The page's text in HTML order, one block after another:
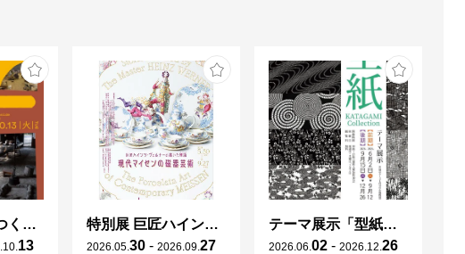
企画展 土間ーつくって、つかって、再発見ー
10 13
特別展 巨匠ハインツ・ヴェルナーの描いた物語（メルヘン） ー現代マイセンの磁器芸術ー
2026 05 30 - 2026 09 27
テーマ展示「型紙 KATAGAMI Collection」
2026 06 02 - 2026 12 26